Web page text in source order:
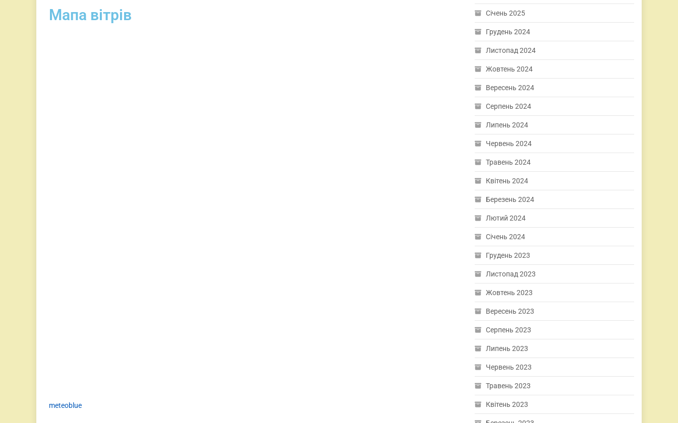
Мапа вітрів
meteoblue
Січень 2025
Грудень 2024
Листопад 2024
Жовтень 2024
Вересень 2024
Серпень 2024
Липень 2024
Червень 2024
Травень 2024
Квітень 2024
Березень 2024
Лютий 2024
Січень 2024
Грудень 2023
Листопад 2023
Жовтень 2023
Вересень 2023
Серпень 2023
Липень 2023
Червень 2023
Травень 2023
Квітень 2023